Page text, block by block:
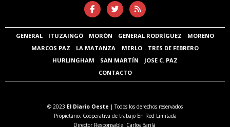
GENERAL ITUZAINGÓ MORÓN GENERAL RODRÍGUEZ
MORENO
MARCOS PAZ
LA MATANZA MERLO
TRES DE FEBRERO
HURLINGHAM
SAN MARTÍN
JOSE C. PAZ
CONTACTO
© 2023 El Diario Oeste | Todos los derechos reservados
Propietario: Cooperativa de trabajo En Red Limitada
Director Responsable: Carlos Barilá